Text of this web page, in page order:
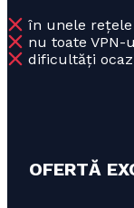
în unele
nu toate
dificultăți
OFERTĂ